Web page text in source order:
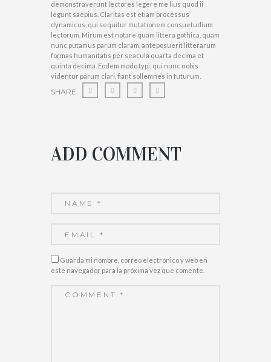
demonstraverunt lectores legere me lius quod ii
legunt saepius. Claritas est etiam processus
dynamicus, qui sequitur mutationem consuetudium
lectorum. Mirum est notare quam littera gothica, quam
nunc putamus parum claram, anteposuerit litterarum
formas humanitatis per seacula quarta decima et
quinta decima. Eodem modo typi, qui nunc nobis
videntur parum clari, fiant sollemnes in futurum.
SHARE:
ADD COMMENT
Guarda mi nombre, correo electrónico y web en
este navegador para la próxima vez que comente.